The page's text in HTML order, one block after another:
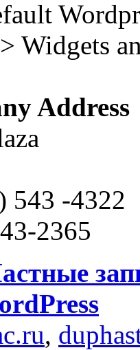
Widgets
Address
543 -4322
2365
,